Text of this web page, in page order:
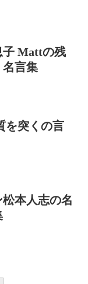
子 Mattの残
名言集
を突くの言
本人志の名